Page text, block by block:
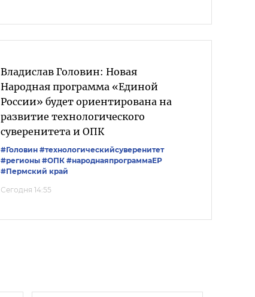
Владислав Головин: Новая
Народная программа «Единой
России» будет ориентирована на
развитие технологического
суверенитета и ОПК
#Головин #технологическийсуверенитет
#регионы #ОПК #народнаяпрограммаЕР
#Пермский край
Сегодня 14:55